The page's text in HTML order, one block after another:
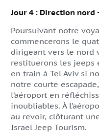
Jour 4 : Direction nord
Poursuivant notre
commencerons le
dirigeant vers le nord
restituerons les jeeps
en train à Tel Aviv si
notre courte
l’aéroport en
inoubliables. À
au revoir, clôturant
Israel Jeep Tourism.